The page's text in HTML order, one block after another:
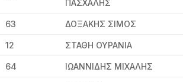
ΠΑΣΧΑΛΗΣ
63 ΔΟΞΑΚΗΣ ΣΙΜΟΣ
12 ΣΤΑΘΗ ΟΥΡΑΝΙΑ
64 ΙΩΑΝΝΙΔΗΣ ΜΙΧΑΛΗΣ